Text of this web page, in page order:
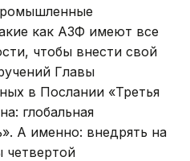
как АЗФ имеют все
чтобы внести свой
Главы
в Послании «Третья
глобальная
А именно: внедрять на
четвертой